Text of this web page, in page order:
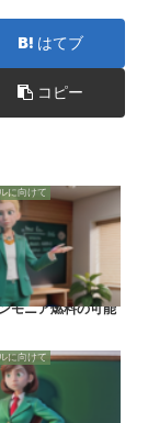
はてブ
コピー
に向けて
モニア燃料の可能
に向けて